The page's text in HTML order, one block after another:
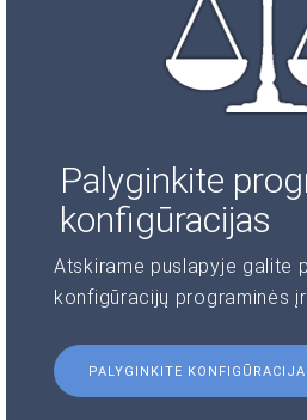
Palyginkite
konfigūracijas
Atskirame puslapyje galite
konfigūracijų programinės
PALYGINKITE